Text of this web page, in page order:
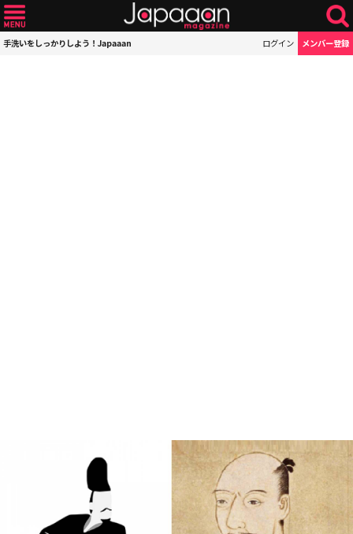
手洗いをしっかりしよう！Japaaan ログイン メンバー登録